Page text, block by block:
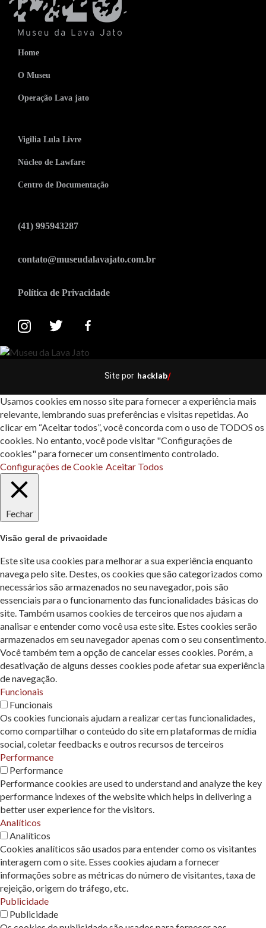
Home
O Museu
Operação Lava jato
Vigilia Lula Livre
Núcleo de Lawfare
Centro de Documentação
(41) 995943287
contato@museudalavajato.com.br
Política de Privacidade
Site por hacklab/
Usamos cookies em nosso site para fornecer a experiência mais
relevante, lembrando suas preferências e visitas repetidas. Ao
clicar em “Aceitar todos”, você concorda com o uso de TODOS os
cookies. No entanto, você pode visitar "Configurações de
cookies" para fornecer um consentimento controlado.
Configurações de Cookie Aceitar Todos
Fechar
Visão geral de privacidade
Este site usa cookies para melhorar a sua experiência enquanto
navega pelo site. Destes, os cookies que são categorizados como
necessários são armazenados no seu navegador, pois são
essenciais para o funcionamento das funcionalidades básicas do
site. Também usamos cookies de terceiros que nos ajudam a
analisar e entender como você usa este site. Estes cookies serão
armazenados em seu navegador apenas com o seu consentimento.
Você também tem a opção de cancelar esses cookies. Porém, a
desativação de alguns desses cookies pode afetar sua experiência
de navegação.
Funcionais
Funcionais
Os cookies funcionais ajudam a realizar certas funcionalidades,
como compartilhar o conteúdo do site em plataformas de mídia
social, coletar feedbacks e outros recursos de terceiros
Performance
Performance
Performance cookies are used to understand and analyze the key
performance indexes of the website which helps in delivering a
better user experience for the visitors.
Analíticos
Analíticos
Cookies analíticos são usados ​​para entender como os visitantes
interagem com o site. Esses cookies ajudam a fornecer
informações sobre as métricas do número de visitantes, taxa de
rejeição, origem do tráfego, etc.
Publicidade
Publicidade